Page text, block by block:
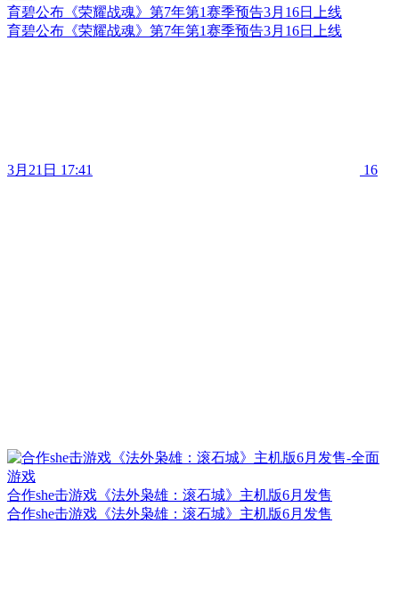
育碧公布《荣耀战魂》第7年第1赛季预告3月16日上线
育碧公布《荣耀战魂》第7年第1赛季预告3月16日上线
3月21日 17:41 16
合作she击游戏《法外枭雄：滚石城》主机版6月发售
合作she击游戏《法外枭雄：滚石城》主机版6月发售